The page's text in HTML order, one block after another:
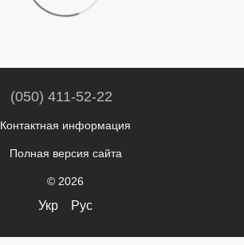
(050) 411-52-22
Контактная информация
Полная версия сайта
© 2026
Укр Рус